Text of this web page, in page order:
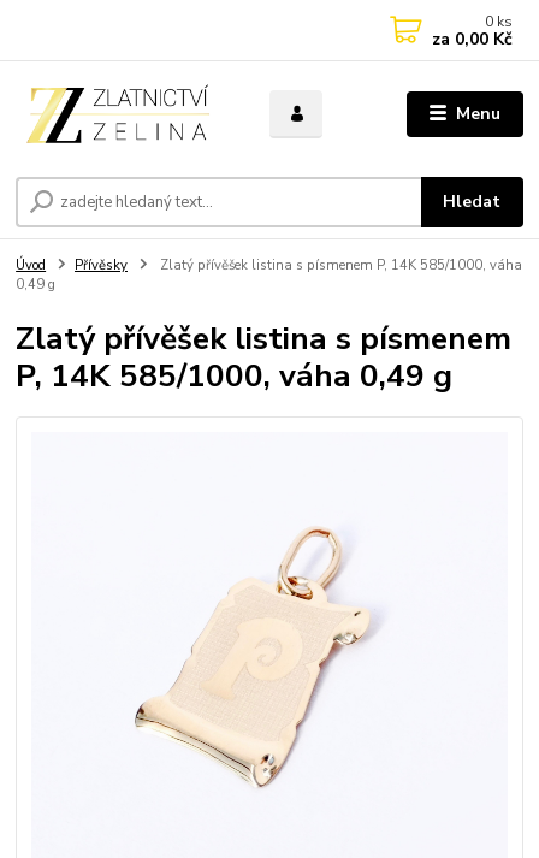
Menu
Hledat
0 ks
za 0,00 Kč
Úvod Přívěsky
Zlatý přívěšek listina s písmenem P, 14K 585/1000, váha
0,49 g
Zlatý přívěšek listina s písmenem
P, 14K 585/1000, váha 0,49 g